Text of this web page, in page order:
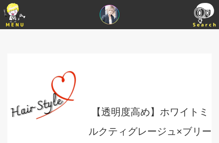
【透明度高め】ホワイトミ
ルクティグレージュ×ブリー